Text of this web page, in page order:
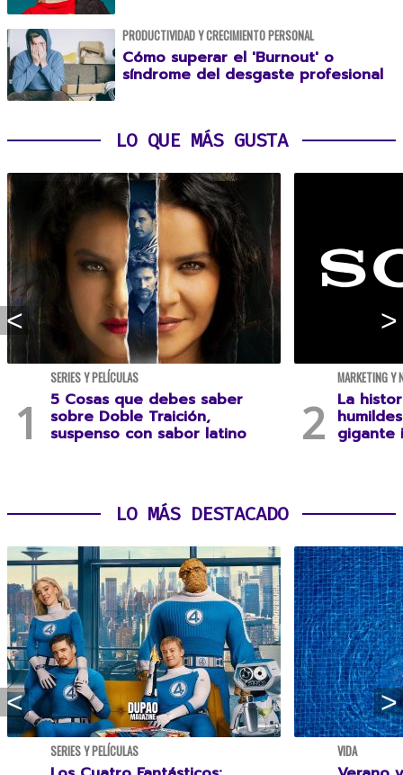
PRODUCTIVIDAD Y CRECIMIENTO PERSONAL
Cómo superar el 'Burnout' o
síndrome del desgaste profesional
LO QUE MÁS GUSTA
SERIES Y PELÍCULAS
5 Cosas que debes saber
sobre Doble Traición,
suspenso con sabor latino
MARKETING Y
La
gigante
LO MÁS DESTACADO
SERIES Y PELÍCULAS VIDA